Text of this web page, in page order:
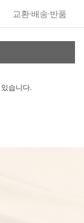
교환·배송·반품
습니다.